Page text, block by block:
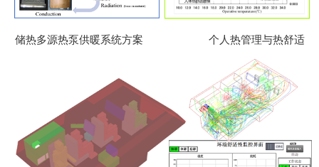
储热多源热泵供暖系统方案 个人热管理与热舒适